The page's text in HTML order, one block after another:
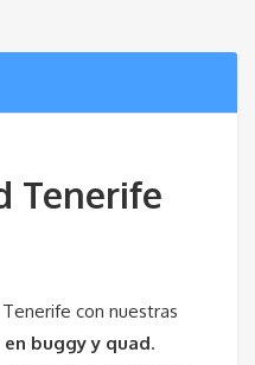
Tenerife
con nuestras
buggy y quad.